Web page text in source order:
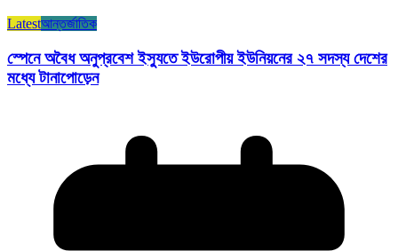
Latestআন্তর্জাতিক
স্পেনে অবৈধ অনুপ্রবেশ ইস্যুতে ইউরোপীয় ইউনিয়নের ২৭ সদস্য দেশের
মধ্যে টানাপোড়েন